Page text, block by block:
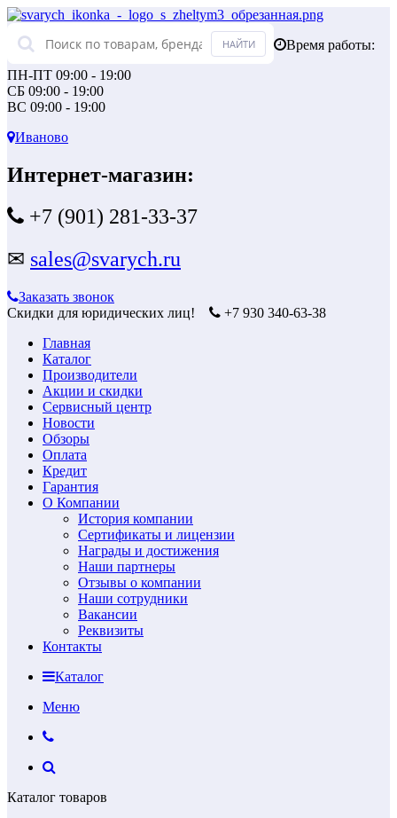
Время работы:
ПН-ПТ 09:00 - 19:00
СБ 09:00 - 19:00
ВС 09:00 - 19:00
Иваново
Интернет-магазин:
+7 (901) 281-33-37
✉ sales@svarych.ru
Заказать звонок
Скидки для юридических лиц!
+7 930 340-63-38
Главная
Каталог
Производители
Акции и скидки
Сервисный центр
Новости
Обзоры
Оплата
Кредит
Гарантия
О Компании
История компании
Сертификаты и лицензии
Награды и достижения
Наши партнеры
Отзывы о компании
Наши сотрудники
Вакансии
Реквизиты
Контакты
Каталог
Меню
Каталог товаров